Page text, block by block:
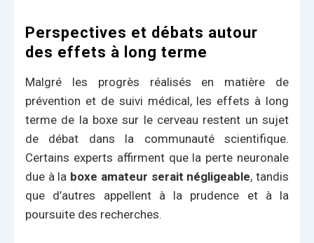
Perspectives et débats autour
des effets à long terme
Malgré les progrès réalisés en matière de
prévention et de suivi médical, les effets à long
terme de la boxe sur le cerveau restent un sujet
de débat dans la communauté scientifique.
Certains experts affirment que la perte neuronale
due à la boxe amateur serait négligeable, tandis
que d’autres appellent à la prudence et à la
poursuite des recherches.